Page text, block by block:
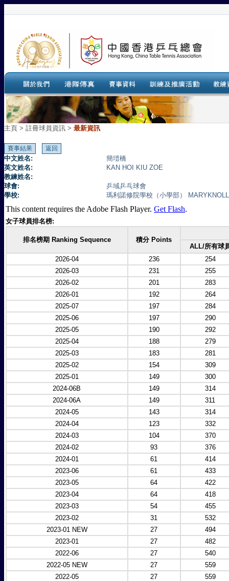
主頁 > 註冊球員資訊 > 最新資訊
中文姓名:
簡塏橋
英文姓名:
KAN HOI KIU ZOE
教練姓名:
球會:
乒域乒乓球會
學校:
瑪利諾修院學校（小學部）
This content requires the Adobe Flash Player. Get Flash.
女子球員排名榜:
排名榜期 Ranking Sequence
積分 Points
ALL/所有球
2026-04
236
254
2026-03
231
255
2026-02
201
283
2026-01
192
264
2025-07
197
284
2025-06
197
290
2025-05
190
292
2025-04
188
279
2025-03
183
281
2025-02
154
309
2025-01
149
300
2024-06B
149
314
2024-06A
149
311
2024-05
143
314
2024-04
123
332
2024-03
104
370
2024-02
93
376
2024-01
61
414
2023-06
61
433
2023-05
64
422
2023-04
64
418
2023-03
54
455
2023-02
31
532
2023-01 NEW
27
494
2023-01
27
482
2022-06
27
540
2022-05 NEW
27
559
2022-05
27
559